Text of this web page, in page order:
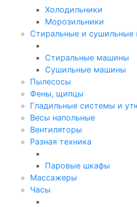
Холодильники
Морозильники
Стиральные и
Стиральные машины
Сушильные машины
Пылесосы
Фены, щипцы
Гладильные системы и
Весы напольные
Вентиляторы
Разная техника
Паровые шкафы
Массажеры
Часы